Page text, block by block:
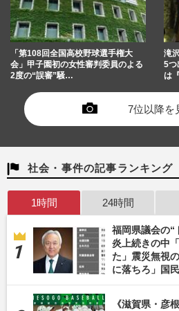
「第108回全国高校野球選手権大
会」甲子園初の女性審判委員のよる
2度の“誤審”騒…
滝
5つ
は
7位以降を
社会・事件の記事ランキング
1時間 24時間
福岡県議会の“
炎上続きの中
た」震災無視
に落ちろ」国
《滋賀県・彦